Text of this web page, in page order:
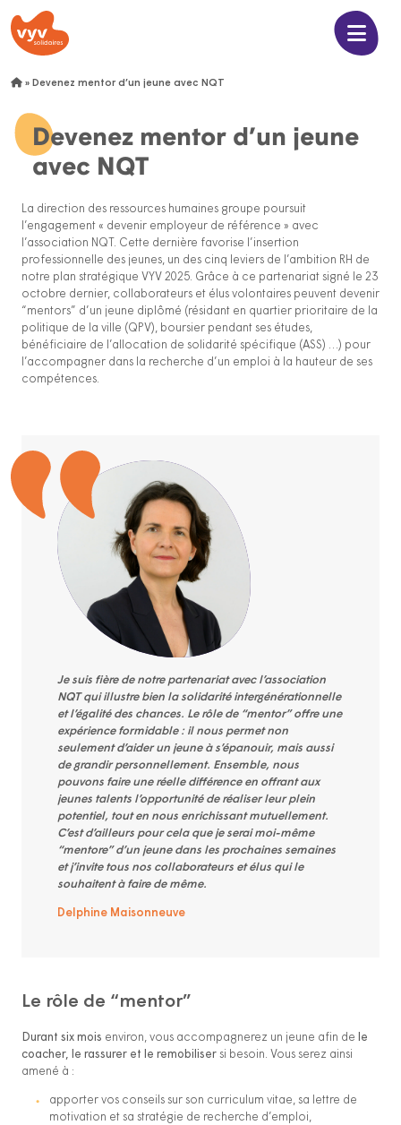
» Devenez mentor d’un jeune avec NQT
Devenez mentor d’un jeune
avec NQT
La direction des ressources humaines groupe poursuit
l’engagement « devenir employeur de référence » avec
l’association NQT. Cette dernière favorise l’insertion
professionnelle des jeunes, un des cinq leviers de l’ambition RH de
notre plan stratégique VYV 2025. Grâce à ce partenariat signé le 23
octobre dernier, collaborateurs et élus volontaires peuvent devenir
“mentors” d’un jeune diplômé (résidant en quartier prioritaire de la
politique de la ville (QPV), boursier pendant ses études,
bénéficiaire de l’allocation de solidarité spécifique (ASS) …) pour
l’accompagner dans la recherche d’un emploi à la hauteur de ses
compétences.
Je suis fière de notre partenariat avec l’association
NQT qui illustre bien la solidarité intergénérationnelle
et l’égalité des chances. Le rôle de “mentor” offre une
expérience formidable : il nous permet non
seulement d’aider un jeune à s’épanouir, mais aussi
de grandir personnellement. Ensemble, nous
pouvons faire une réelle différence en offrant aux
jeunes talents l’opportunité de réaliser leur plein
potentiel, tout en nous enrichissant mutuellement.
C’est d’ailleurs pour cela que je serai moi-même
“mentore” d’un jeune dans les prochaines semaines
et j’invite tous nos collaborateurs et élus qui le
souhaitent à faire de même.
Delphine Maisonneuve
Le rôle de “mentor”
Durant six mois environ, vous accompagnerez un jeune afin de
le
coacher, le rassurer et le remobiliser si besoin. Vous serez ainsi
amené à :
apporter vos conseils sur son curriculum vitae, sa lettre de
motivation et sa stratégie de recherche d’emploi,